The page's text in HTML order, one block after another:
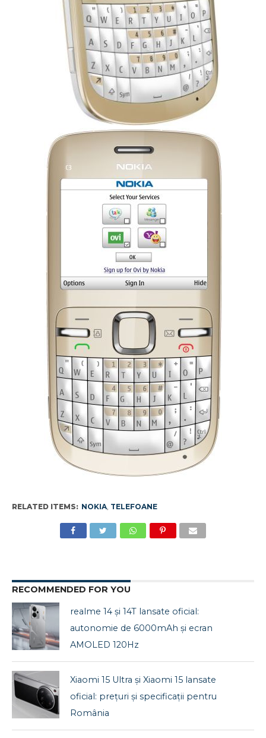
RELATED ITEMS: NOKIA, TELEFOANE
RECOMMENDED FOR YOU
realme 14 și 14T lansate oficial:
autonomie de 6000mAh și ecran
AMOLED 120Hz
Xiaomi 15 Ultra și Xiaomi 15 lansate
oficial: prețuri și specificații pentru
România